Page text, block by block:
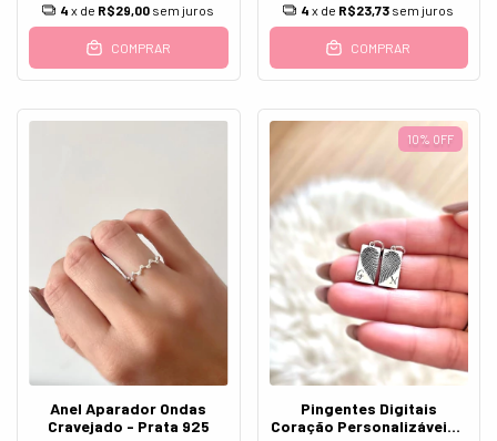
4 x de R$29,00 sem juros
COMPRAR
4 x de R$23,73 sem juros
COMPRAR
Anel Aparador Ondas
Cravejado - Prata 925
10% OFF
Pingentes Digitais
Coração Personalizáveis -